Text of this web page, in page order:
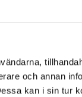
och annan
kan i sin tur
och ett